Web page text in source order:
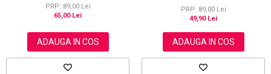
PRP: 89,00 Lei
65,00 Lei
ADAUGA IN COS
PRP: 89,00 Lei
49,90 Lei
ADAUGA IN COS